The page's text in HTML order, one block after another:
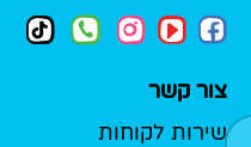
צור קשר
שירות לקוחות